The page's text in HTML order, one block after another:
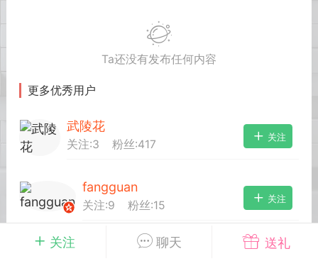
禁止发布联机可用的作弊模组，
作弊模组的发布规范近期收到一些信息
作弊模组在联机服务器使用,为了维护游
环境，中文网特此发布以下声明，规范
模组的发布行为：1. *...
72
2.23w
关注
聊天 送礼
Ta还没有发布任何内容
更多优秀用户
武陵花
关注:3 粉丝:417
关注
fangguan
关注:9 粉丝:15
关注
超级刘晨